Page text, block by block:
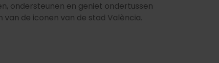
ondersteunen en geniet ondertussen
de iconen van de stad València.